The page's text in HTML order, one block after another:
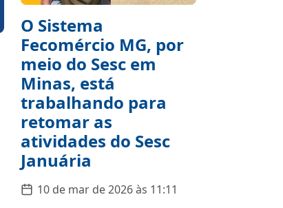
O Sistema
Fecomércio MG, por
meio do Sesc em
Minas, está
trabalhando para
retomar as
atividades do Sesc
Januária
10 de mar de 2026 às 11:11